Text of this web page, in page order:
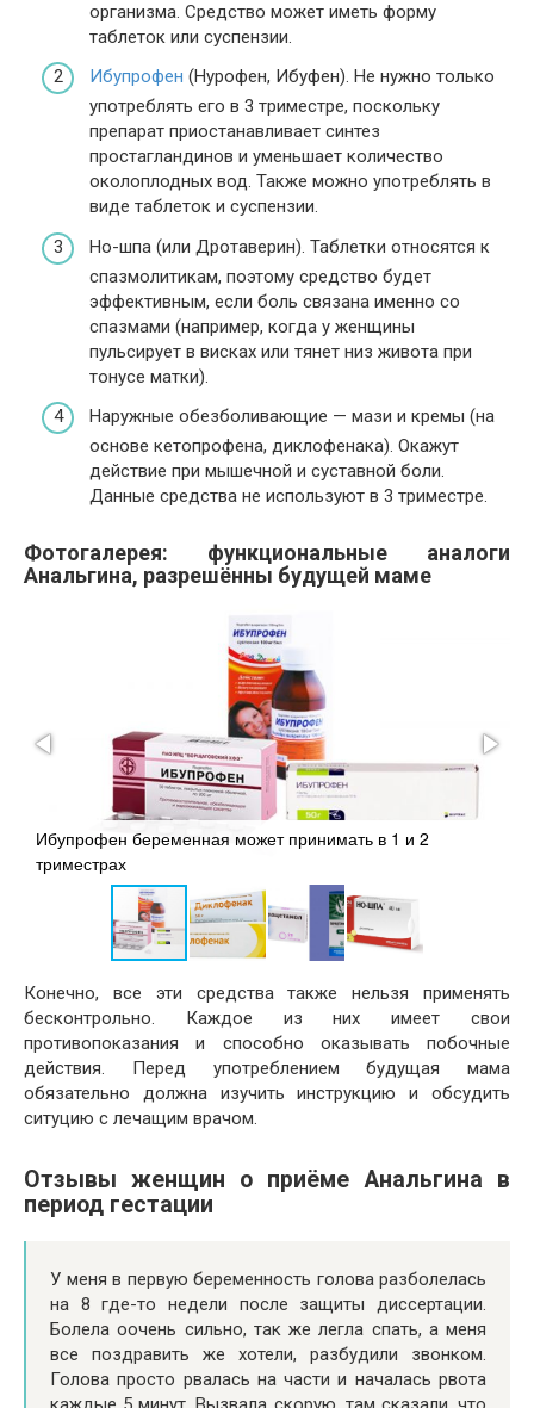
организма. Средство может иметь форму
таблеток или суспензии.
Ибупрофен (Нурофен, Ибуфен). Не нужно только
употреблять его в 3 триместре, поскольку
препарат приостанавливает синтез
простагландинов и уменьшает количество
околоплодных вод. Также можно употреблять в
виде таблеток и суспензии.
Но-шпа (или Дротаверин). Таблетки относятся к
спазмолитикам, поэтому средство будет
эффективным, если боль связана именно со
спазмами (например, когда у женщины
пульсирует в висках или тянет низ живота при
тонусе матки).
Наружные обезболивающие — мази и кремы (на
основе кетопрофена, диклофенака). Окажут
действие при мышечной и суставной боли.
Данные средства не используют в 3 триместре.
Фотогалерея: функциональные аналоги
Анальгина, разрешённы будущей маме
Ибупрофен беременная может принимать в 1 и 2
триместрах
Конечно, все эти средства также нельзя применять
бесконтрольно. Каждое из них имеет свои
противопоказания и способно оказывать побочные
действия. Перед употреблением будущая мама
обязательно должна изучить инструкцию и обсудить
ситуцию с лечащим врачом.
Отзывы женщин о приёме Анальгина в
период гестации
У меня в первую беременность голова разболелась
на 8 где-то недели после защиты диссертации.
Болела оочень сильно, так же легла спать, а меня
все поздравить же хотели, разбудили звонком.
Голова просто рвалась на части и началась рвота